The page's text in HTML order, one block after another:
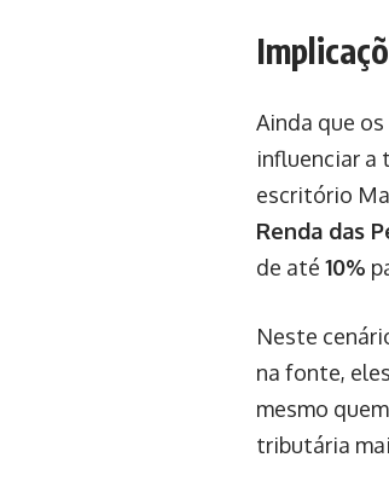
Ainda que
influenciar a
escritório
Renda das
de até 10%
Neste
na fonte,
mesmo
tributária